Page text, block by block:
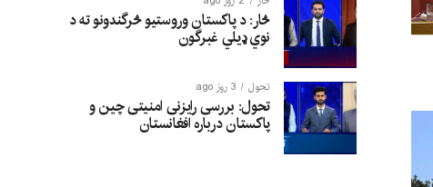
څار: د پاکستان وروستیو څرگندونو ته د
نوي ډیلي غبرگون
تحول 3 روز ago
تحول: بررسی رایزنی امنیتی چین و
پاکستان درباره افغانستان